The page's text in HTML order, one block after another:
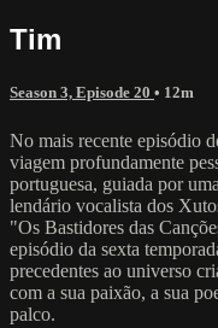
Tim
Season 3, Episode 20 • 12m
No mais recente episódio
viagem profundamente
portuguesa, guiada por
lendário vocalista dos
"Os Bastidores das
episódio da sexta
precedentes ao universo
com a sua paixão, a sua
palco.